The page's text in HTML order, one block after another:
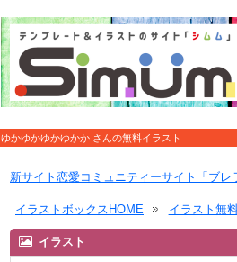
ゆかゆかゆかゆかか さんの無料イラスト
新サイト恋愛コミュニティーサイト「ブレ
イラストボックスHOME イラスト無
イラスト